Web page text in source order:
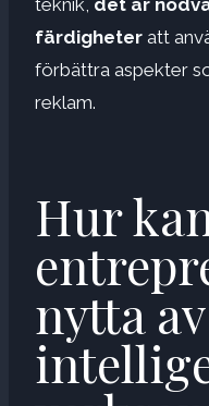
färdigheter att
förbättra aspekter
reklam.
Hur
nytta